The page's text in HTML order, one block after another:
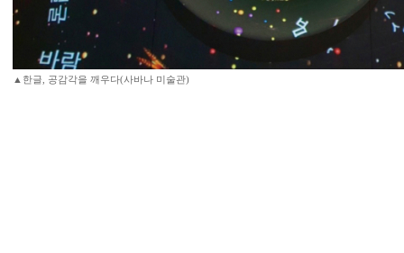
▲한글, 공감각을 깨우다(사바나 미술관)